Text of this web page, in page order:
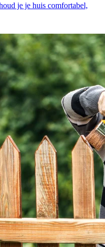
je je huis comfortabel,